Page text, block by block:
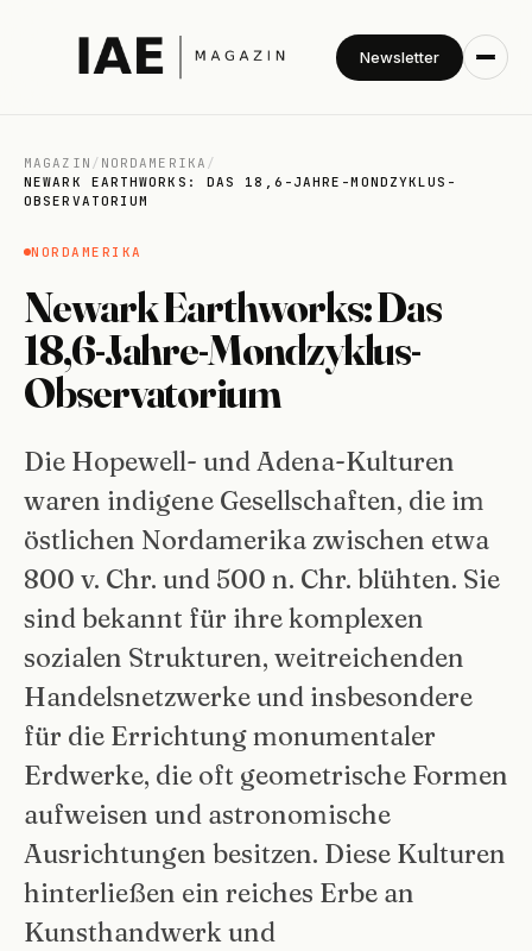
Newsletter
MAGAZIN / NORDAMERIKA /
NEWARK EARTHWORKS: DAS 18,6-JAHRE-MONDZYKLUS-
OBSERVATORIUM
NORDAMERIKA
Newark Earthworks: Das
18,6-Jahre-Mondzyklus-
Observatorium
Die Hopewell- und Adena-Kulturen
waren indigene Gesellschaften, die im
östlichen Nordamerika zwischen etwa
800 v. Chr. und 500 n. Chr. blühten. Sie
sind bekannt für ihre komplexen
sozialen Strukturen, weitreichenden
Handelsnetzwerke und insbesondere
für die Errichtung monumentaler
Erdwerke, die oft geometrische Formen
aufweisen und astronomische
Ausrichtungen besitzen. Diese Kulturen
hinterließen ein reiches Erbe an
Kunsthandwerk und